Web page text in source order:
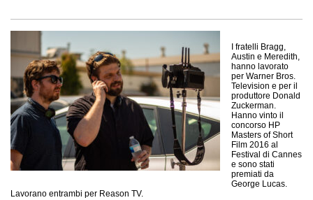
I fratelli Bragg,
Austin e Meredith,
hanno lavorato
per Warner Bros.
Television e per il
produttore Donald
Zuckerman.
Hanno vinto il
concorso HP
Masters of Short
Film 2016 al
Festival di Cannes
e sono stati
premiati da
George Lucas.
Lavorano entrambi per Reason TV.